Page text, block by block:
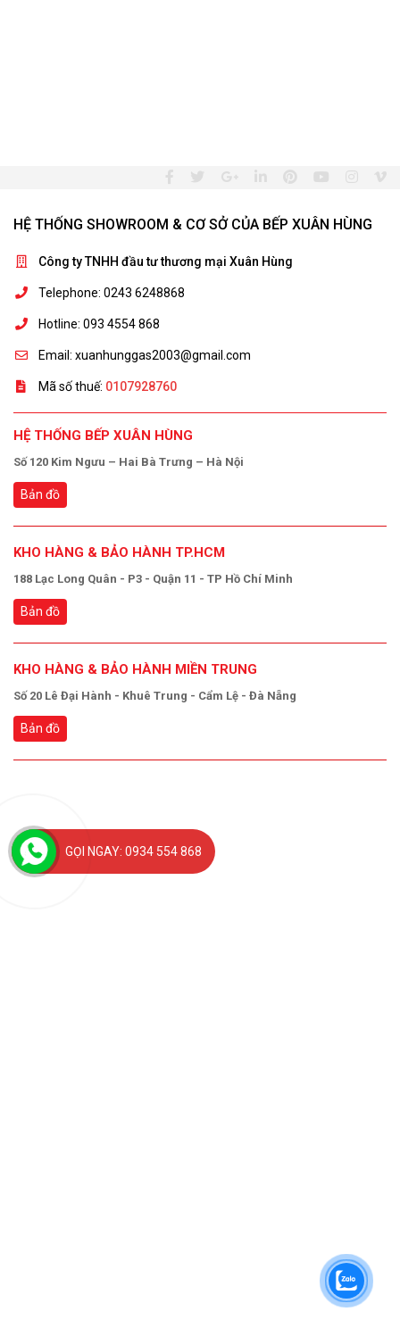
HỆ THỐNG SHOWROOM & CƠ SỞ CỦA BẾP XUÂN HÙNG
Công ty TNHH đầu tư thương mại Xuân Hùng
Telephone: 0243 6248868
Hotline: 093 4554 868
Email: xuanhunggas2003@gmail.com
Mã số thuế: 0107928760
HỆ THỐNG BẾP XUÂN HÙNG
Số 120 Kim Ngưu – Hai Bà Trưng – Hà Nội
Bản đồ
KHO HÀNG & BẢO HÀNH TP.HCM
188 Lạc Long Quân - P3 - Quận 11 - TP Hồ Chí Minh
Bản đồ
KHO HÀNG & BẢO HÀNH MIỀN TRUNG
Số 20 Lê Đại Hành - Khuê Trung - Cẩm Lệ - Đà Nẵng
Bản đồ
GỌI NGAY: 0934 554 868